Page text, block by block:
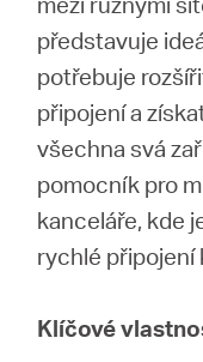
představuje
potřebuje
připojení a
všechna svá
pomocník pro
kanceláře, kde
rychlé připojení
Klíčové